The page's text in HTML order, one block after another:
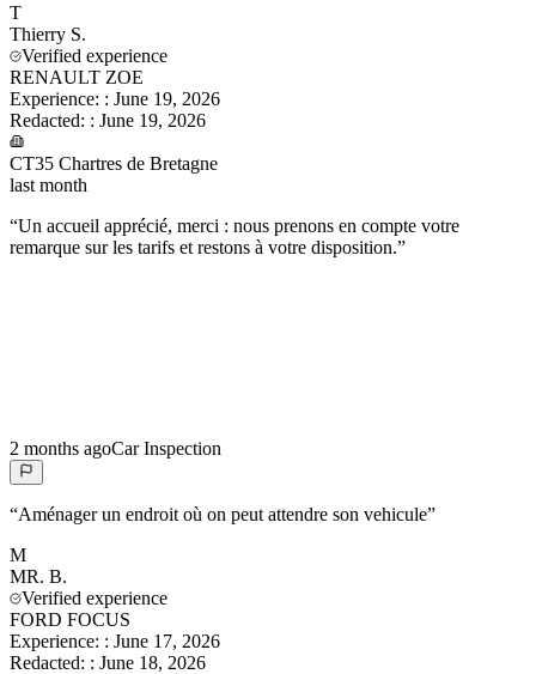
T
Thierry S.
Verified experience
RENAULT ZOE
Experience: : June 19, 2026
Redacted: : June 19, 2026
CT35 Chartres de Bretagne
last month
“Un accueil apprécié, merci : nous prenons en compte votre
remarque sur les tarifs et restons à votre disposition.”
2 months agoCar Inspection
“Aménager un endroit où on peut attendre son vehicule”
M
MR. B.
Verified experience
FORD FOCUS
Experience: : June 17, 2026
Redacted: : June 18, 2026